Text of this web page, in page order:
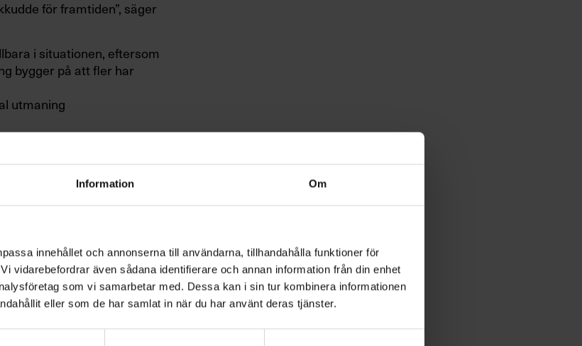
Information Om
innehållet och annonserna till användarna, tillhandahålla funktioner för
vidarebefordrar även sådana identifierare och annan information från din enhet
som vi samarbetar med. Dessa kan i sin tur kombinera informationen
eller som de har samlat in när du har använt deras tjänster.
för framtiden”, säger
i situationen, eftersom
bygger på att fler har
utmaning
svenskar somAmelia